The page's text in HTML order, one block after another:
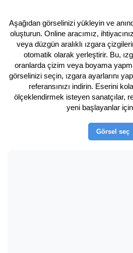
Aşağıdan görselinizi yükleyin ve
oluşturun. Online aracımız,
veya düzgün aralıklı ızgara
otomatik olarak yerleştirir. Bu,
oranlarda çizim veya boyama
görselinizi seçin, ızgara ayarlarını
referansınızı indirin. Eserini
ölçeklendirmek isteyen sanatçılar,
yeni başlayanlar
Görsel seç